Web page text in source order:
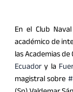
En el Club
académico de
las Academias
Ecuadory la
magistral sobre